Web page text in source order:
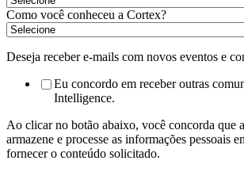
Como você conheceu a Cortex?
Deseja receber e-mails com novos eventos e
Eu concordo em receber outras
Intelligence.
Ao clicar no botão abaixo, você concorda que
armazene e processe as informações pessoais
fornecer o conteúdo solicitado.